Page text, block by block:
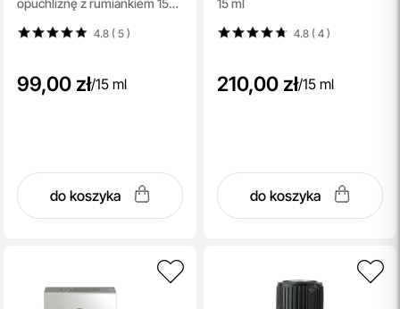
4.8 ( 5)
99,00 zł/15 ml
do koszyka
4.8 ( 4)
210,00 zł/15 ml
do koszyka